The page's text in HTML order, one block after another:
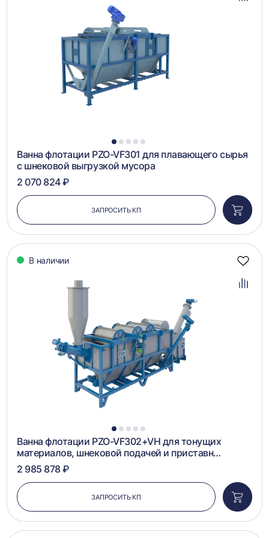
1 2 3 4 5
Ванна флотации PZO-VF301 для плавающего сырья
с шнековой выгрузкой мусора
2 070 824 ₽
ЗАПРОСИТЬ КП
в
В наличии
1 2 3 4 5
Ванна флотации PZO-VF302+VH для тонущих
материалов, шнековой подачей и приставн…
2 985 878 ₽
ЗАПРОСИТЬ КП
в